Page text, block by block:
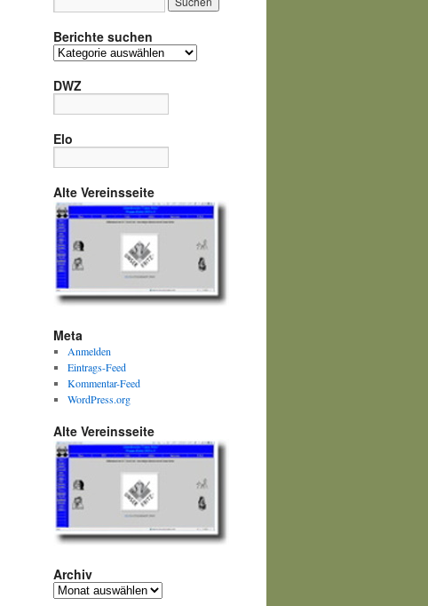
Berichte suchen
Berichte
DWZ
Elo
Alte Vereinsseite
Meta
Anmelden
Eintrags-Feed
Kommentar-Feed
WordPress.org
Alte Vereinsseite
Archiv
Archiv